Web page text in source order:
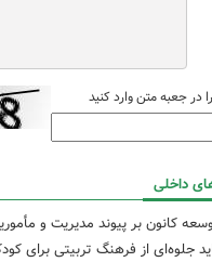
در جعبه متن وارد کنید
داخلی
کانون بر پیوند مدیریت و
جلوه‌ای از فرهنگ تربیتی برای